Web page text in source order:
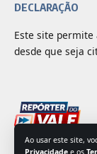
Ao usar este site,
Privacidade e os
DECLARAÇÃO
Este site
desde que seja